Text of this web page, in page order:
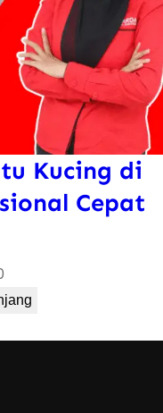
Kucing di
Cepat